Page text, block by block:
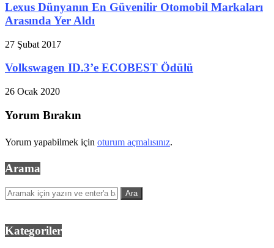
Lexus Dünyanın En Güvenilir Otomobil Markaları
Arasında Yer Aldı
27 Şubat 2017
Volkswagen ID.3’e ECOBEST Ödülü
26 Ocak 2020
Yorum Bırakın
Yorum yapabilmek için oturum açmalısınız.
Arama
Kategoriler